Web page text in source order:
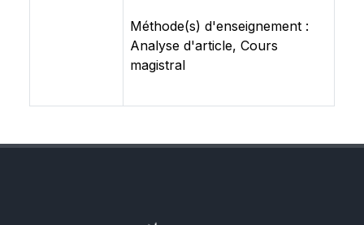
Méthode(s) d'enseignement :
Analyse d'article, Cours
magistral